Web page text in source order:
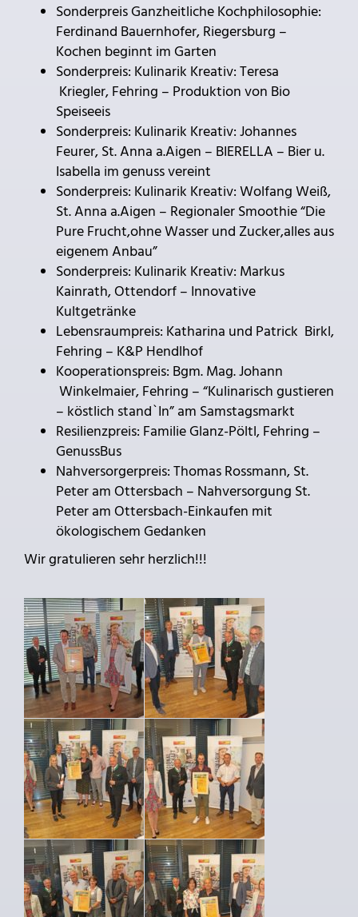
Sonderpreis Ganzheitliche Kochphilosophie:
Ferdinand Bauernhofer, Riegersburg –
Kochen beginnt im Garten
Sonderpreis: Kulinarik Kreativ: Teresa
Kriegler, Fehring – Produktion von Bio
Speiseeis
Sonderpreis: Kulinarik Kreativ: Johannes
Feurer, St. Anna a.Aigen – BIERELLA – Bier u.
Isabella im genuss vereint
Sonderpreis: Kulinarik Kreativ: Wolfang Weiß,
St. Anna a.Aigen – Regionaler Smoothie “Die
Pure Frucht,ohne Wasser und Zucker,alles aus
eigenem Anbau”
Sonderpreis: Kulinarik Kreativ: Markus
Kainrath, Ottendorf – Innovative
Kultgetränke
Lebensraumpreis: Katharina und Patrick Birkl,
Fehring – K&P Hendlhof
Kooperationspreis: Bgm. Mag. Johann
Winkelmaier, Fehring – “Kulinarisch gustieren
– köstlich stand`In” am Samstagsmarkt
Resilienzpreis: Familie Glanz-Pöltl, Fehring –
GenussBus
Nahversorgerpreis: Thomas Rossmann, St.
Peter am Ottersbach – Nahversorgung St.
Peter am Ottersbach-Einkaufen mit
ökologischem Gedanken
Wir gratulieren sehr herzlich!!!